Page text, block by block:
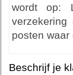
wordt op:
posten
Beschrijf je